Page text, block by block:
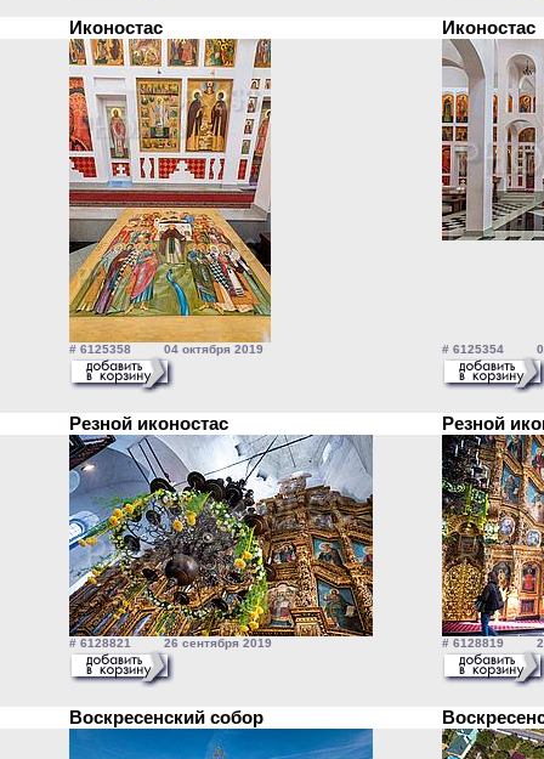
Иконостас Иконостас
# 6125358 04 октября 2019 # 6125354 04
Резной иконостас Резной
# 6128821 26 сентября 2019 # 6128819 26
Воскресенский собор